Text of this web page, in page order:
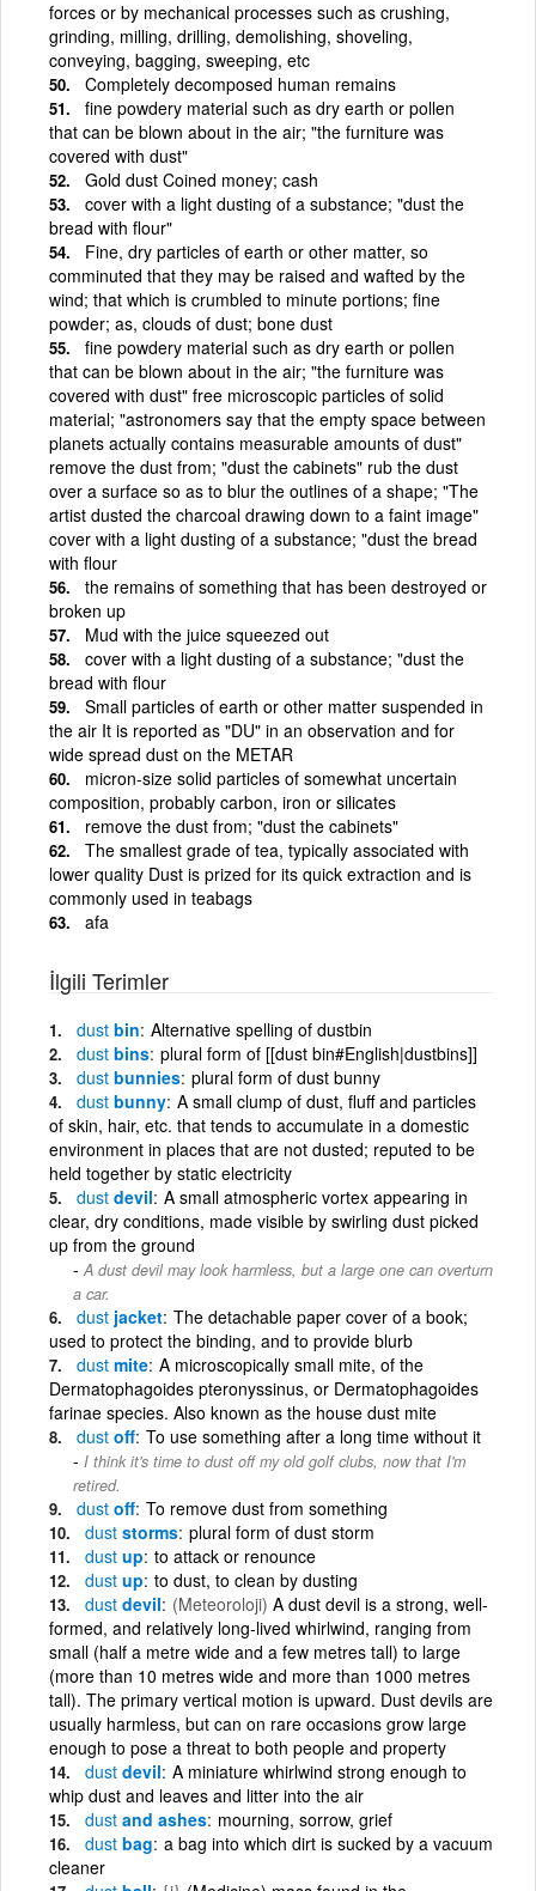
forces or by mechanical processes such as crushing,
grinding, milling, drilling, demolishing, shoveling,
conveying, bagging, sweeping, etc
Completely decomposed human remains
fine powdery material such as dry earth or pollen
that can be blown about in the air; "the furniture was
covered with dust"
Gold dust Coined money; cash
cover with a light dusting of a substance; "dust the
bread with flour"
Fine, dry particles of earth or other matter, so
comminuted that they may be raised and wafted by the
wind; that which is crumbled to minute portions; fine
powder; as, clouds of dust; bone dust
fine powdery material such as dry earth or pollen
that can be blown about in the air; "the furniture was
covered with dust" free microscopic particles of solid
material; "astronomers say that the empty space between
planets actually contains measurable amounts of dust"
remove the dust from; "dust the cabinets" rub the dust
over a surface so as to blur the outlines of a shape; "The
artist dusted the charcoal drawing down to a faint image"
cover with a light dusting of a substance; "dust the bread
with flour
the remains of something that has been destroyed or
broken up
Mud with the juice squeezed out
cover with a light dusting of a substance; "dust the
bread with flour
Small particles of earth or other matter suspended in
the air It is reported as "DU" in an observation and for
wide spread dust on the METAR
micron-size solid particles of somewhat uncertain
composition, probably carbon, iron or silicates
remove the dust from; "dust the cabinets"
The smallest grade of tea, typically associated with
lower quality Dust is prized for its quick extraction and is
commonly used in teabags
afa
İlgili Terimler
dust bin Alternative spelling of dustbin
dust bins plural form of [[dust bin#English|dustbins]]
dust bunnies plural form of dust bunny
dust bunny A small clump of dust, fluff and particles
of skin, hair, etc. that tends to accumulate in a domestic
environment in places that are not dusted; reputed to be
held together by static electricity
dust devil A small atmospheric vortex appearing in
clear, dry conditions, made visible by swirling dust picked
up from the ground
A dust devil may look harmless, but a large one can overturn
a car.
dust jacket The detachable paper cover of a book;
used to protect the binding, and to provide blurb
dust mite A microscopically small mite, of the
Dermatophagoides pteronyssinus, or Dermatophagoides
farinae species. Also known as the house dust mite
dust off To use something after a long time without it
I think it's time to dust off my old golf clubs, now that I'm
retired.
dust off To remove dust from something
dust storms plural form of dust storm
dust up to attack or renounce
dust up to dust, to clean by dusting
dust devil (Meteoroloji) A dust devil is a strong, well-
formed, and relatively long-lived whirlwind, ranging from
small (half a metre wide and a few metres tall) to large
(more than 10 metres wide and more than 1000 metres
tall). The primary vertical motion is upward. Dust devils are
usually harmless, but can on rare occasions grow large
enough to pose a threat to both people and property
dust devil A miniature whirlwind strong enough to
whip dust and leaves and litter into the air
dust and ashes mourning, sorrow, grief
dust bag a bag into which dirt is sucked by a vacuum
cleaner